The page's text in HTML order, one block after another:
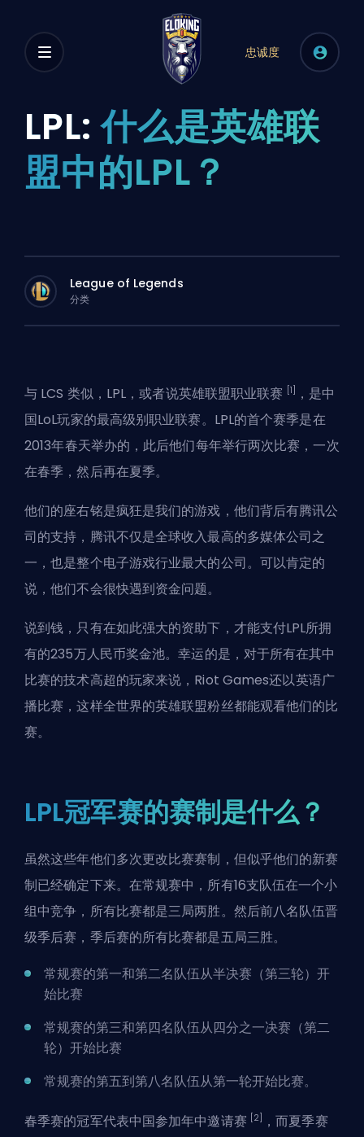
忠诚度
LPL: 什么是英雄联
盟中的LPL？
League of Legends
分类
与 LCS 类似， LPL，或者说英雄联盟职业联赛 [1]
，是中
国LoL玩家的最高级别职业联赛。LPL的首个赛季是在
2013年春天举办的，此后他们每年举行两次比赛，一次
在春季，然后再在夏季。
他们的座右铭是疯狂是我们的游戏，他们背后有腾讯公
司的支持，腾讯不仅是全球收入最高的多媒体公司之
一，也是整个电子游戏行业最大的公司。可以肯定的
说，他们不会很快遇到资金问题。
说到钱，只有在如此强大的资助下，才能支付LPL所拥
有的235万人民币奖金池。幸运的是，对于所有在其中
比赛的技术高超的玩家来说，Riot Games还以英语广
播比赛，这样全世界的英雄联盟粉丝都能观看他们的比
赛。
LPL冠军赛的赛制是什么？
虽然这些年他们多次更改比赛赛制，但似乎他们的新赛
制已经确定下来。在常规赛中，所有16支队伍在一个小
组中竞争，所有比赛都是三局两胜。然后前八名队伍晋
级季后赛，季后赛的所有比赛都是五局三胜。
常规赛的第一和第二名队伍从半决赛（第三轮）开
始比赛
常规赛的第三和第四名队伍从四分之一决赛（第二
轮）开始比赛
常规赛的第五到第八名队伍从第一轮开始比赛。
春季赛的冠军代表中国参加年中邀请赛 [2]
，而夏季赛